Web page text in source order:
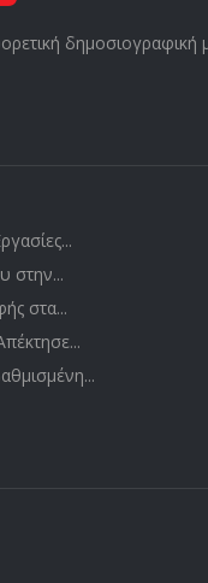
δημοσιογραφική
στην...
στα...